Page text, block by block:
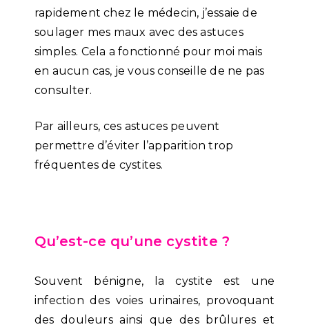
rapidement chez le médecin, j’essaie de
soulager mes maux avec des astuces
simples. Cela a fonctionné pour moi mais
en aucun cas, je vous conseille de ne pas
consulter.
Par ailleurs, ces astuces peuvent
permettre d’éviter l’apparition trop
fréquentes de cystites.
Qu’est-ce qu’une cystite ?
Souvent bénigne, la cystite est une
infection des voies urinaires, provoquant
des douleurs ainsi que des brûlures et